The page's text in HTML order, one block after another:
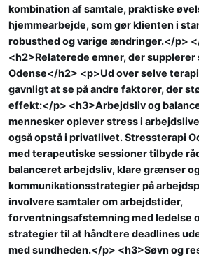
kombination af samtale, praktiske
hjemmearbejde, som gør klienten i
robusthed og varige ændringer.</p>
<h2>Relaterede emner, der
Odense</h2> <p>Ud over selve
gavnligt at se på andre faktorer, der
effekt:</p> <h3>Arbejdsliv og
mennesker oplever stress i
også opstå i privatlivet. Stressterapi
med terapeutiske sessioner tilbyde
balanceret arbejdsliv, klare grænser
kommunikationsstrategier på
involvere samtaler om arbejdstider,
forventningsafstemning med ledelse
strategier til at håndtere deadlines
med sundheden.</p> <h3>Søvn og